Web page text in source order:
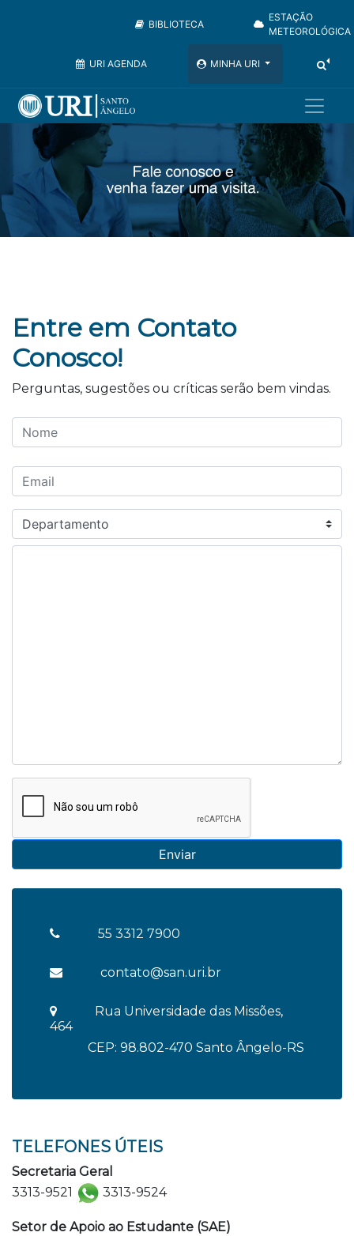
BIBLIOTECA
ESTAÇÃO
METEOROLÓGICA
URI AGENDA MINHA URI
Entre em Contato
Conosco!
Perguntas, sugestões ou críticas serão bem vindas.
Preference
Enviar
55 3312 7900
contato@san.uri.br
Rua Universidade das Missões,
464
CEP: 98.802-470 Santo Ângelo-RS
TELEFONES ÚTEIS
Secretaria Geral
3313-9521
3313-9524
Setor de Apoio ao Estudante (SAE)